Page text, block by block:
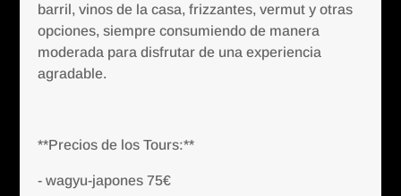
barril, vinos de la casa, frizzantes, vermut y otras
opciones, siempre consumiendo de manera
moderada para disfrutar de una experiencia
agradable.
**Precios de los Tours:**
- wagyu-japones 75€